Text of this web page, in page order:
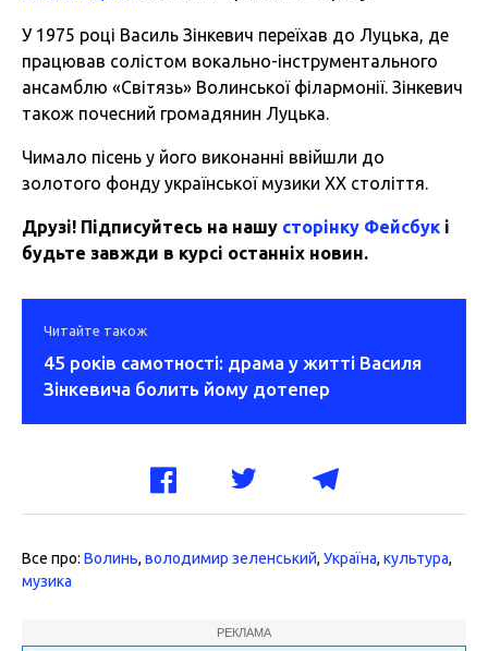
У 1975 році Василь Зінкевич переїхав до Луцька, де
працював солістом вокально-інструментального
ансамблю «Світязь» Волинської філармонії. Зінкевич
також почесний громадянин Луцька.
Чимало пісень у його виконанні ввійшли до
золотого фонду української музики XX століття.
Друзі! Підписуйтесь на нашу сторінку Фейсбук і
будьте завжди в курсі останніх новин.
Читайте також
45 років самотності: драма у житті Василя
Зінкевича болить йому дотепер
Все про: Волинь, володимир зеленський, Україна, культура,
музика
РЕКЛАМА